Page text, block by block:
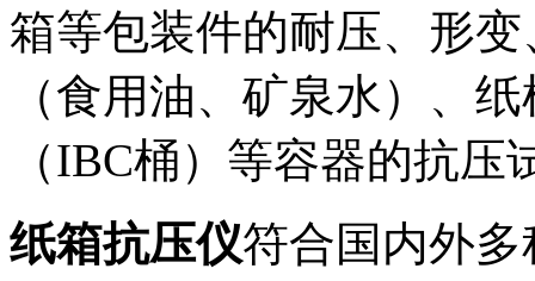
箱等包装件的耐压、形
（食用油、矿泉水）、
（IBC桶）等容器的抗压
纸箱抗压仪符合国内外多